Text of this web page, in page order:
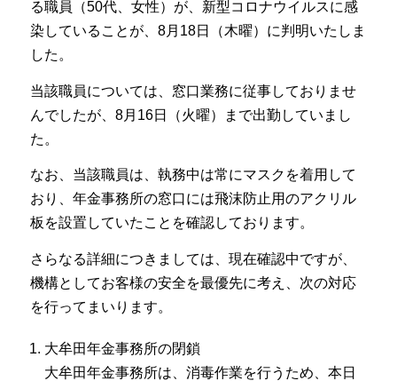
る職員（50代、女性）が、新型コロナウイルスに感
染していることが、8月18日（木曜）に判明いたしま
した。
当該職員については、窓口業務に従事しておりませ
んでしたが、8月16日（火曜）まで出勤していまし
た。
なお、当該職員は、執務中は常にマスクを着用して
おり、年金事務所の窓口には飛沫防止用のアクリル
板を設置していたことを確認しております。
さらなる詳細につきましては、現在確認中ですが、
機構としてお客様の安全を最優先に考え、次の対応
を行ってまいります。
大牟田年金事務所の閉鎖
大牟田年金事務所は、消毒作業を行うため、本日